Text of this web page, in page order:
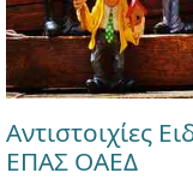
Αντιστοιχίες
ΕΠΑΣ ΟΑΕΔ